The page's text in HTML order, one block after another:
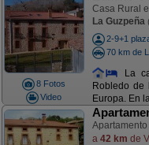
8 Fotos
Video
Casa Rural
La Guzpeña
2-9+1
70 km de
La
Robledo de
Europa. En
Apartamento
a 42 km de